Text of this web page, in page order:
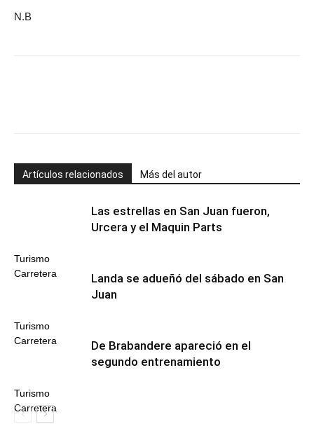
N.B
Artículos relacionados Más del autor
Turismo
Carretera
Las estrellas en San Juan fueron,
Urcera y el Maquin Parts
Turismo
Carretera
Landa se adueñó del sábado en San
Juan
Turismo
Carretera
De Brabandere apareció en el
segundo entrenamiento